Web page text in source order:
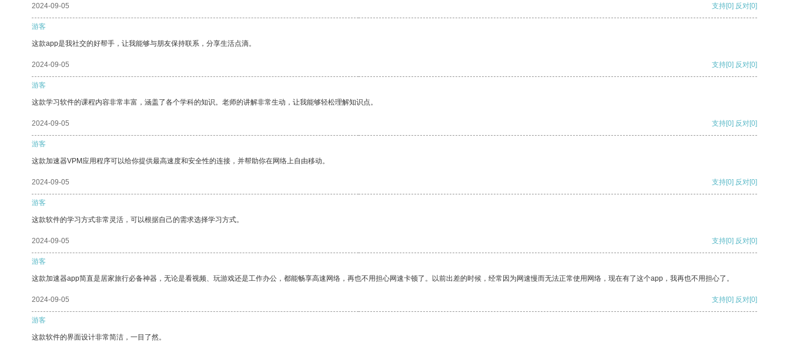
2024-09-05 支持[0] 反对[0]
游客
这款app是我社交的好帮手，让我能够与朋友保持联系，分享生活点滴。
2024-09-05 支持[0] 反对[0]
游客
这款学习软件的课程内容非常丰富，涵盖了各个学科的知识。老师的讲解非常生动，让我能够轻松理解知识点。
2024-09-05 支持[0] 反对[0]
游客
这款加速器VPM应用程序可以给你提供最高速度和安全性的连接，并帮助你在网络上自由移动。
2024-09-05 支持[0] 反对[0]
游客
这款软件的学习方式非常灵活，可以根据自己的需求选择学习方式。
2024-09-05 支持[0] 反对[0]
游客
这款加速器app简直是居家旅行必备神器，无论是看视频、玩游戏还是工作办公，都能畅享高速网络，再也不用担心网速卡顿了。以前出差的时候，经常因为网速慢而无法正常使用网络，现在有了这个app，我再也不用担心了。
2024-09-05 支持[0] 反对[0]
游客
这款软件的界面设计非常简洁，一目了然。